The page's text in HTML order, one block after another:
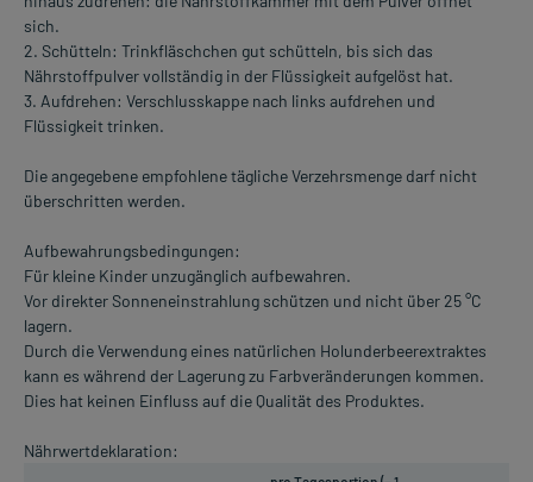
sich.
2. Schütteln: Trinkfläschchen gut schütteln, bis sich das
Nährstoffpulver vollständig in der Flüssigkeit aufgelöst hat.
3. Aufdrehen: Verschlusskappe nach links aufdrehen und
Flüssigkeit trinken.
Die angegebene empfohlene tägliche Verzehrsmenge darf nicht
überschritten werden.
Aufbewahrungsbedingungen:
Für kleine Kinder unzugänglich aufbewahren.
Vor direkter Sonneneinstrahlung schützen und nicht über 25 °C
lagern.
Durch die Verwendung eines natürlichen Holunderbeerextraktes
kann es während der Lagerung zu Farbveränderungen kommen.
Dies hat keinen Einfluss auf die Qualität des Produktes.
Nährwertdeklaration: